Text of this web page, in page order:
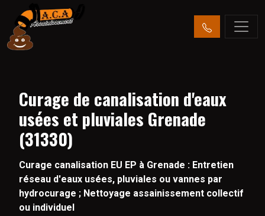
Curage de canalisation d'eaux
usées et pluviales Grenade
(31330)
Curage canalisation EU EP à Grenade : Entretien
réseau d'eaux usées, pluviales ou vannes par
hydrocurage ; Nettoyage assainissement collectif
ou individuel